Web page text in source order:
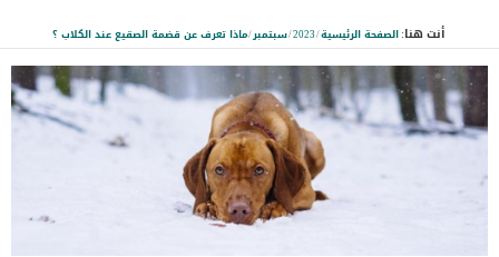
أنت هنا:الصفحة الرئيسية/
2023
/سبتمبر/ماذا تعرف عن قضمة الصقيع عند الكلاب ؟